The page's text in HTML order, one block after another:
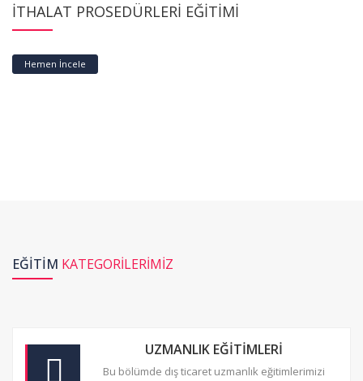
İTHALAT PROSEDÜRLERİ EĞİTİMİ
Hemen İncele
EĞİTİM KATEGORİLERİMİZ
UZMANLIK EĞİTİMLERİ
Bu bölümde dış ticaret uzmanlık eğitimlerimizi